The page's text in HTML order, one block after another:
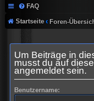
FAQ
Startseite Foren-
Um Beiträge in
musst du auf
angemeldet sein.
Benutzername: